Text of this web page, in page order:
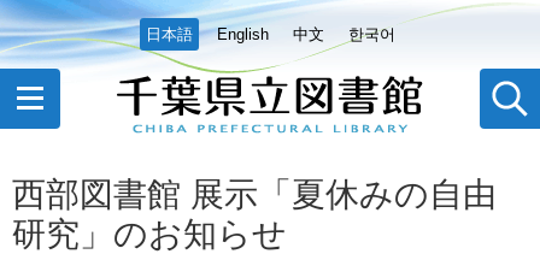
日本語 English 中文 한국어
西部図書館 展示「夏休みの自由
研究」のお知らせ